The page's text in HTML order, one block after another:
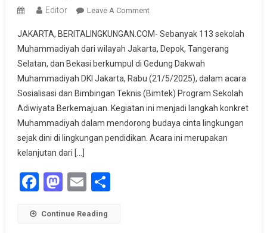
Editor Leave A CommentOn
Dorong
Sekolah
Peduli
Lingkungan
Lewat
Program
Adiwiyata
Berkemajuan
JAKARTA, BERITALINGKUNGAN.COM- Sebanyak 113 sekolah
Muhammadiyah dari wilayah Jakarta, Depok, Tangerang
Selatan, dan Bekasi berkumpul di Gedung Dakwah
Muhammadiyah DKI Jakarta, Rabu (21/5/2025), dalam acara
Sosialisasi dan Bimbingan Teknis (Bimtek) Program Sekolah
Adiwiyata Berkemajuan. Kegiatan ini menjadi langkah konkret
Muhammadiyah dalam mendorong budaya cinta lingkungan
sejak dini di lingkungan pendidikan. Acara ini merupakan
kelanjutan dari […]
Facebook
Mastodon
Email
Continue Reading